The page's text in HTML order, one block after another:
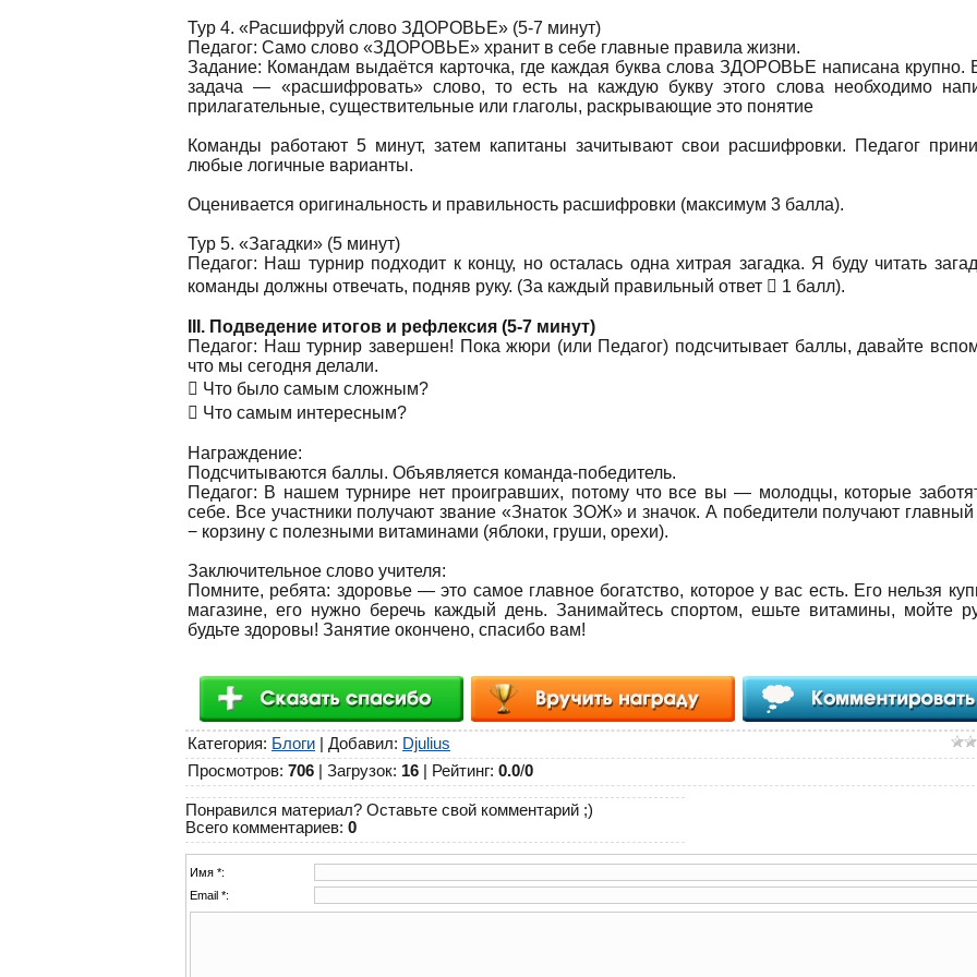
Тур 4. «Расшифруй слово ЗДОРОВЬЕ» (5-7 минут)
Педагог: Само слово «ЗДОРОВЬЕ» хранит в себе главные правила жизни.
Задание: Командам выдаётся карточка, где каждая буква слова ЗДОРОВЬЕ написана крупно.
задача — «расшифровать» слово, то есть на каждую букву этого слова необходимо
прилагательные, существительные или глаголы, раскрывающие это понятие
Команды работают 5 минут, затем капитаны зачитывают свои расшифровки. Педагог
любые логичные варианты.
Оценивается оригинальность и правильность расшифровки (максимум 3 балла).
Тур 5. «Загадки» (5 минут)
Педагог: Наш турнир подходит к концу, но осталась одна хитрая загадка. Я буду читать
команды должны отвечать, подняв руку. (За каждый правильный ответ  1 балл).
III. Подведение итогов и рефлексия (5-7 минут)
Педагог: Наш турнир завершен! Пока жюри (или Педагог) подсчитывает баллы, давайте
что мы сегодня делали.
 Что было самым сложным?
 Что самым интересным?
Награждение:
Подсчитываются баллы. Объявляется команда-победитель.
Педагог: В нашем турнире нет проигравших, потому что все вы — молодцы, которые
себе. Все участники получают звание «Знаток ЗОЖ» и значок. А победители получают главный
− корзину с полезными витаминами (яблоки, груши, орехи).
Заключительное слово учителя:
Помните, ребята: здоровье — это самое главное богатство, которое у вас есть. Его нельзя
магазине, его нужно беречь каждый день. Занимайтесь спортом, ешьте витамины, мойте
будьте здоровы! Занятие окончено, спасибо вам!
Категория: Блоги Добавил: Djulius
Просмотров: 706 Загрузок: 16 Рейтинг: 0.0/0
Понравился материал? Оставьте свой комментарий ;)
Всего комментариев: 0
Имя *:
Email *: